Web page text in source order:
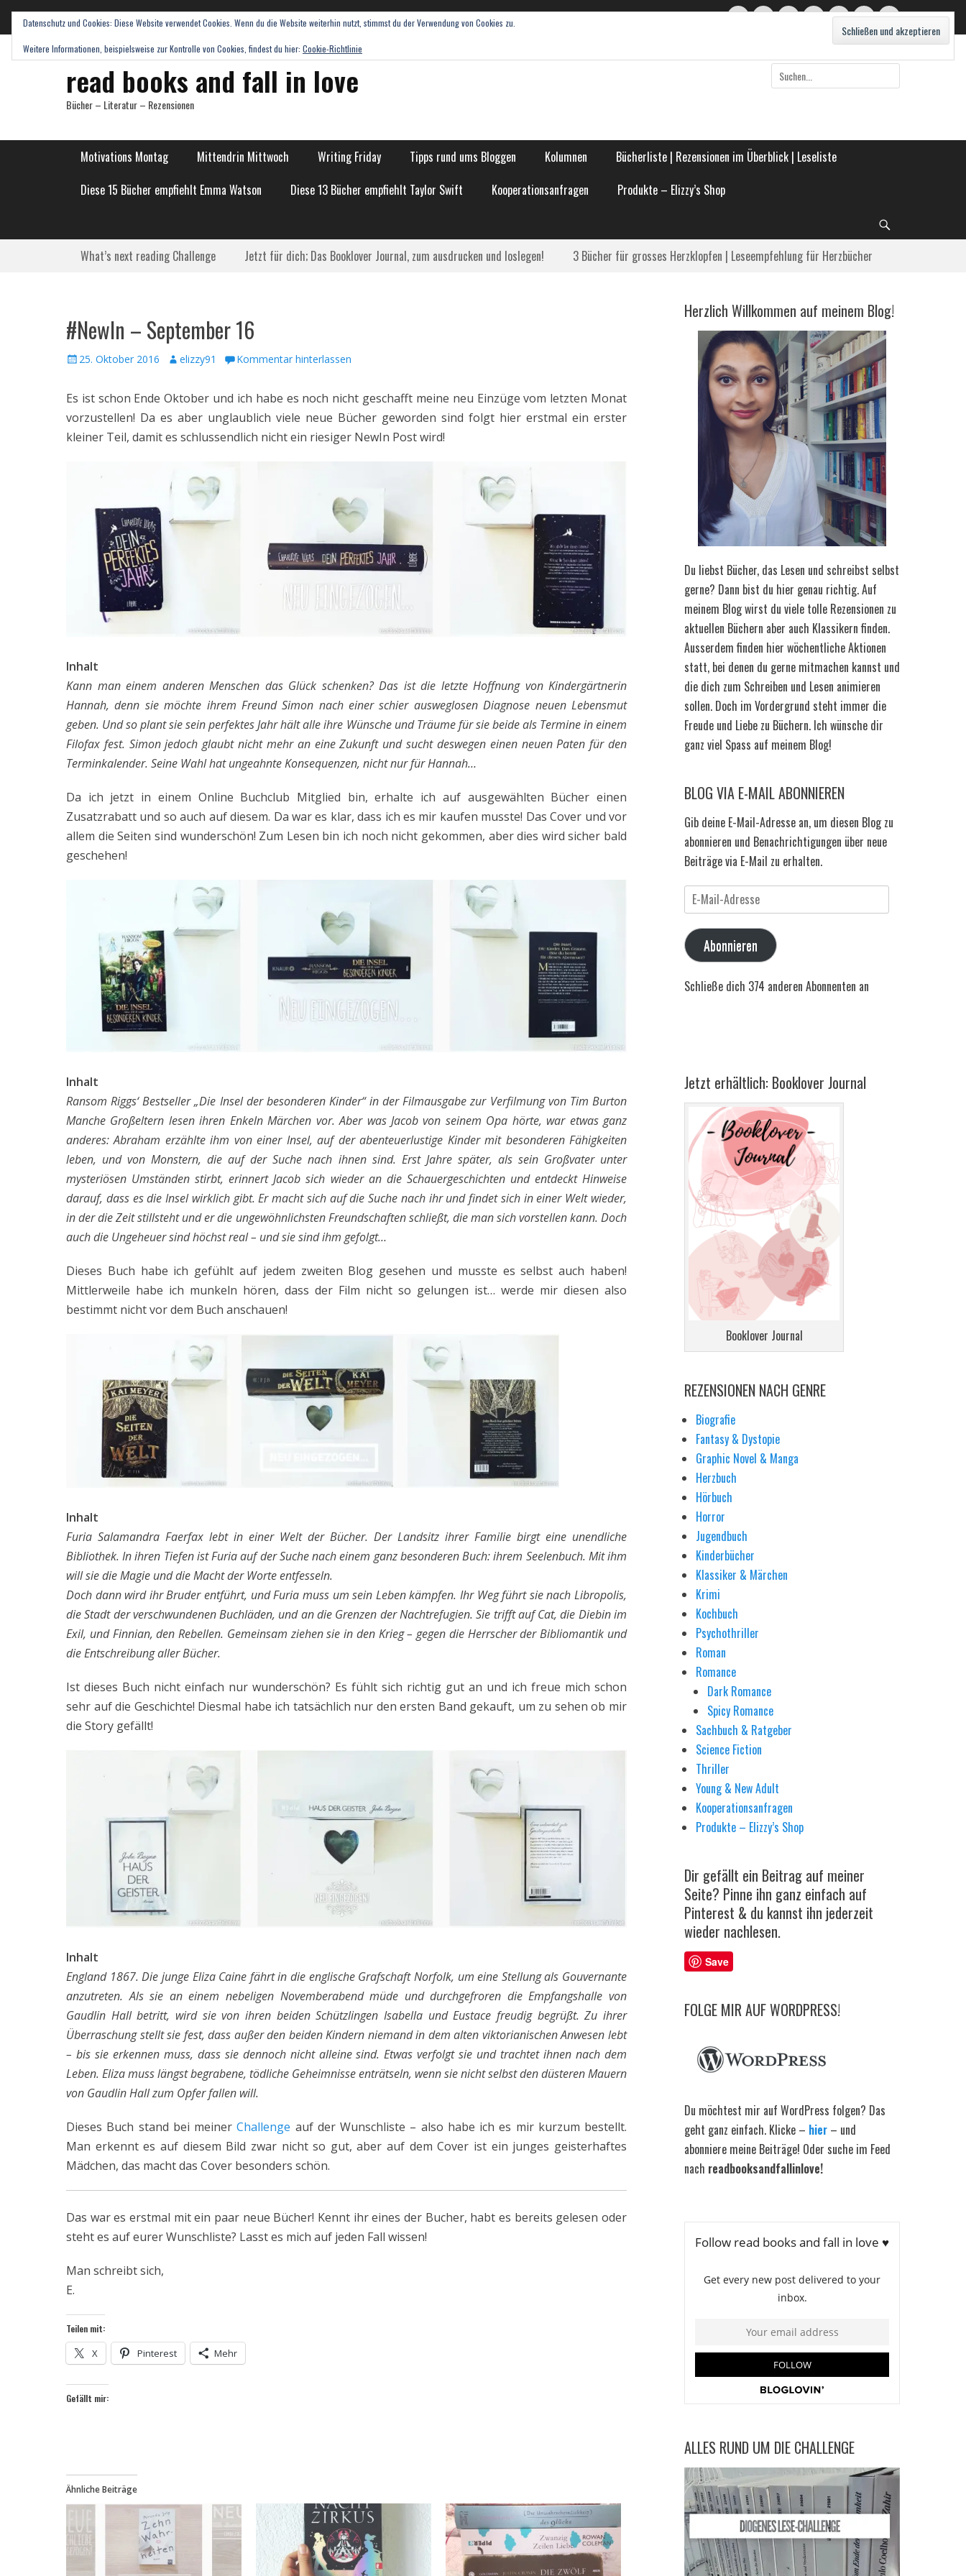
WordPress
PinterestInstagramWebseite
read books and fall in love
Bücher – Literatur – Rezensionen
Suche
nach:
Hauptmenü
Weiter
Inhalt
Motivations Montag Mittendrin Mittwoch Writing Friday Tipps rund ums Bloggen Kolumnen
Bücherliste | Rezensionen im Überblick | Leseliste
Diese 15 Bücher empfiehlt Emma Watson
Diese 13 Bücher empfiehlt Taylor Swift Kooperationsanfragen Produkte – Elizzy’s Shop
Submenü
Weiter
What’s next reading Challenge Jetzt für dich; Das Booklover Journal, zum ausdrucken und loslegen! 3 Bücher für grosses Herzklopfen | Leseempfehlung für Herzbücher
#NewIn – September 16
Veröffentlicht
25. Oktober 2016 Autorelizzy91 Kommentar hinterlassen
Es ist schon Ende Oktober und ich habe es noch nicht geschafft meine neu Einzüge vom letzten Monat
vorzustellen! Da es aber unglaublich viele neue Bücher geworden sind folgt hier erstmal ein erster
kleiner Teil, damit es schlussendlich nicht ein riesiger NewIn Post wird!
Inhalt
Kann man einem anderen Menschen das Glück schenken? Das ist die letzte Hoffnung von Kindergärtnerin
Hannah, denn sie möchte ihrem Freund Simon nach einer schier ausweglosen Diagnose neuen Lebensmut
geben. Und so plant sie sein perfektes Jahr hält alle ihre Wünsche und Träume für sie beide als Termine in einem
Filofax fest. Simon jedoch glaubt nicht mehr an eine Zukunft und sucht deswegen einen neuen Paten für den
Terminkalender. Seine Wahl hat ungeahnte Konsequenzen, nicht nur für Hannah…
Da ich jetzt in einem Online Buchclub Mitglied bin, erhalte ich auf ausgewählten Bücher einen
Zusatzrabatt und so auch auf diesem. Da war es klar, dass ich es mir kaufen musste! Das Cover und vor
allem die Seiten sind wunderschön! Zum Lesen bin ich noch nicht gekommen, aber dies wird sicher bald
geschehen!
Inhalt
Ransom Riggs‘ Bestseller „Die Insel der besonderen Kinder“ in der Filmausgabe zur Verfilmung von Tim Burton
Manche Großeltern lesen ihren Enkeln Märchen vor. Aber was Jacob von seinem Opa hörte, war etwas ganz
anderes: Abraham erzählte ihm von einer Insel, auf der abenteuerlustige Kinder mit besonderen Fähigkeiten
leben, und von Monstern, die auf der Suche nach ihnen sind. Erst Jahre später, als sein Großvater unter
mysteriösen Umständen stirbt, erinnert Jacob sich wieder an die Schauergeschichten und entdeckt Hinweise
darauf, dass es die Insel wirklich gibt. Er macht sich auf die Suche nach ihr und findet sich in einer Welt wieder,
in der die Zeit stillsteht und er die ungewöhnlichsten Freundschaften schließt, die man sich vorstellen kann. Doch
auch die Ungeheuer sind höchst real – und sie sind ihm gefolgt…
Dieses Buch habe ich gefühlt auf jedem zweiten Blog gesehen und musste es selbst auch haben!
Mittlerweile habe ich munkeln hören, dass der Film nicht so gelungen ist… werde mir diesen also
bestimmt nicht vor dem Buch anschauen!
Inhalt
Furia Salamandra Faerfax lebt in einer Welt der Bücher. Der Landsitz ihrer Familie birgt eine unendliche
Bibliothek. In ihren Tiefen ist Furia auf der Suche nach einem ganz besonderen Buch: ihrem Seelenbuch. Mit ihm
will sie die Magie und die Macht der Worte entfesseln.
Doch dann wird ihr Bruder entführt, und Furia muss um sein Leben kämpfen. Ihr Weg führt sie nach Libropolis,
die Stadt der verschwundenen Buchläden, und an die Grenzen der Nachtrefugien. Sie trifft auf Cat, die Diebin im
Exil, und Finnian, den Rebellen. Gemeinsam ziehen sie in den Krieg – gegen die Herrscher der Bibliomantik und
die Entschreibung aller Bücher.
Ist dieses Buch nicht einfach nur wunderschön? Es fühlt sich richtig gut an und ich freue mich schon
sehr auf die Geschichte! Diesmal habe ich tatsächlich nur den ersten Band gekauft, um zu sehen ob mir
die Story gefällt!
Inhalt
England 1867. Die junge Eliza Caine fährt in die englische Grafschaft Norfolk, um eine Stellung als Gouvernante
anzutreten. Als sie an einem nebeligen Novemberabend müde und durchgefroren die Empfangshalle von
Gaudlin Hall betritt, wird sie von ihren beiden Schützlingen Isabella und Eustace freudig begrüßt. Zu ihrer
Überraschung stellt sie fest, dass außer den beiden Kindern niemand in dem alten viktorianischen Anwesen lebt
– bis sie erkennen muss, dass sie dennoch nicht alleine sind. Etwas verfolgt sie und trachtet ihnen nach dem
Leben. Eliza muss längst begrabene, tödliche Geheimnisse enträtseln, wenn sie nicht selbst den düsteren Mauern
von Gaudlin Hall zum Opfer fallen will.
Dieses Buch stand bei meinerChallenge auf der Wunschliste – also habe ich es mir kurzum bestellt.
Man erkennt es auf diesem Bild zwar nicht so gut, aber auf dem Cover ist ein junges geisterhaftes
Mädchen, das macht das Cover besonders schön.
Das war es erstmal mit ein paar neue Bücher! Kennt ihr eines der Bucher, habt es bereits gelesen oder
steht es auf eurer Wunschliste? Lasst es mich auf jeden Fall wissen!
Man schreibt sich,
E.
Teilen mit:
X Pinterest Mehr
Gefällt mir:
Ähnliche Beiträge
Herzlich Willkommen auf meinem Blog!
Du liebst Bücher, das Lesen und schreibst selbst
gerne? Dann bist du hier genau richtig. Auf
meinem Blog wirst du viele tolle Rezensionen zu
aktuellen Büchern aber auch Klassikern finden.
Ausserdem finden hier wöchentliche Aktionen
statt, bei denen du gerne mitmachen kannst und
die dich zum Schreiben und Lesen animieren
sollen. Doch im Vordergrund steht immer die
Freude und Liebe zu Büchern. Ich wünsche dir
ganz viel Spass auf meinem Blog!
BLOG VIA E-MAIL ABONNIEREN
Gib deine E-Mail-Adresse an, um diesen Blog zu
abonnieren und Benachrichtigungen über neue
Beiträge via E-Mail zu erhalten.
Mail-
Adresse
Abonnieren
Schließe dich 374 anderen Abonnenten an
Jetzt erhältlich: Booklover Journal
Booklover Journal
REZENSIONEN NACH GENRE
Biografie
Fantasy & Dystopie
Graphic Novel & Manga
Herzbuch
Hörbuch
Horror
Jugendbuch
Kinderbücher
Klassiker & Märchen
Krimi
Kochbuch
Psychothriller
Roman
Romance
Dark Romance
Spicy Romance
Sachbuch & Ratgeber
Science Fiction
Thriller
Young & New Adult
Kooperationsanfragen
Produkte – Elizzy’s Shop
Dir gefällt ein Beitrag auf meiner
Seite? Pinne ihn ganz einfach auf
Pinterest & du kannst ihn jederzeit
wieder nachlesen.
Save
FOLGE MIR AUF WORDPRESS!
Du möchtest mir auf WordPress folgen? Das
geht ganz einfach. Klicke – hier – und
abonniere meine Beiträge! Oder suche im Feed
nach readbooksandfallinlove!
ALLES RUND UM DIE CHALLENGE
Datenschutz und Cookies: Diese Website verwendet Cookies. Wenn du die Website weiterhin nutzt, stimmst du der Verwendung von Cookies zu.
Weitere Informationen, beispielsweise zur Kontrolle von Cookies, findest du hier: Cookie-Richtlinie